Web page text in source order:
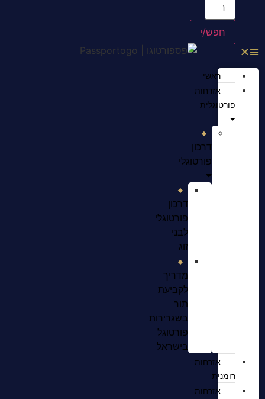
ראשי
אזרחות
פורטוגלית
דרכון
פורטוגלי
דרכון
פורטוגלי
לבני
זוג
מדריך
לקביעת
תור
בשגרירות
פורטוגל
בישראל
אזרחות
רומנית
אזרחות